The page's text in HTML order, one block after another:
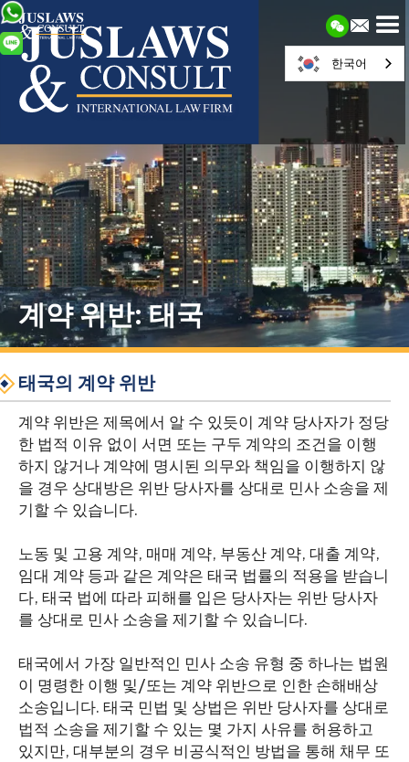
계약 위반: 태국
태국의 계약 위반
계약 위반은 제목에서 알 수 있듯이 계약 당사자가 정당
한 법적 이유 없이 서면 또는 구두 계약의 조건을 이행
하지 않거나 계약에 명시된 의무와 책임을 이행하지 않
을 경우 상대방은 위반 당사자를 상대로 민사 소송을 제
기할 수 있습니다.
노동 및 고용 계약, 매매 계약, 부동산 계약, 대출 계약,
임대 계약 등과 같은 계약은 태국 법률의 적용을 받습니
다, 태국 법에 따라 피해를 입은 당사자는 위반 당사자
를 상대로 민사 소송을 제기할 수 있습니다.
태국에서 가장 일반적인 민사 소송 유형 중 하나는 법원
이 명령한 이행 및/또는 계약 위반으로 인한 손해배상
소송입니다. 태국 민법 및 상법은 위반 당사자를 상대로
법적 소송을 제기할 수 있는 몇 가지 사유를 허용하고
있지만, 대부분의 경우 비공식적인 방법을 통해 채무 또
한국어